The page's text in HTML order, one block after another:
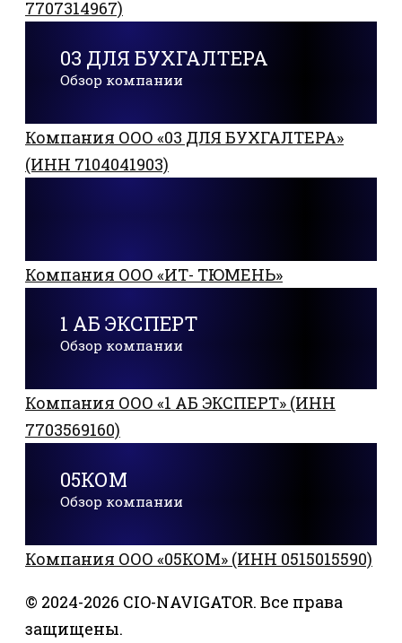
7707314967)
03 ДЛЯ БУХГАЛТЕРА
Обзор компании
Компания ООО «03 ДЛЯ БУХГАЛТЕРА»
(ИНН 7104041903)
Компания ООО «ИТ- ТЮМЕНЬ»
1 АБ ЭКСПЕРТ
Обзор компании
Компания ООО «1 АБ ЭКСПЕРТ» (ИНН
7703569160)
05КОМ
Обзор компании
Компания ООО «05КОМ» (ИНН 0515015590)
© 2024-2026 CIO-NAVIGATOR. Все права
защищены.